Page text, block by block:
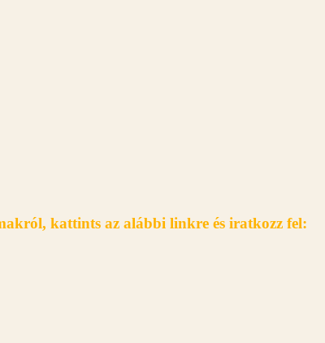
kattints az alábbi linkre és iratkozz fel: